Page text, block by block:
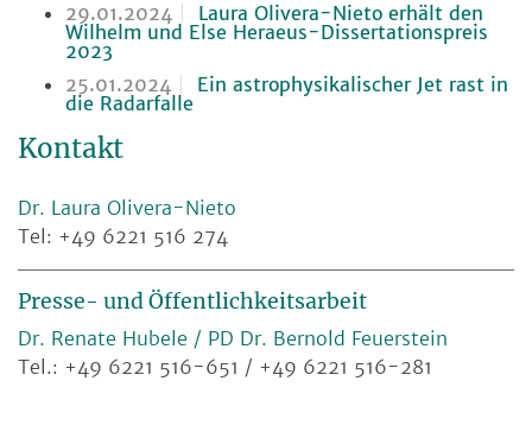
29.01.2024
Laura Olivera-Nieto erhält den
Wilhelm und Else Heraeus-Dissertationspreis
2023
25.01.2024
Ein astrophysikalischer Jet rast in
die Radarfalle
Kontakt
Dr. Laura Olivera-Nieto
Tel: +49 6221 516 274
Presse- und Öffentlichkeitsarbeit
Dr. Renate Hubele / PD Dr. Bernold Feuerstein
Tel.: +49 6221 516-651 / +49 6221 516-281